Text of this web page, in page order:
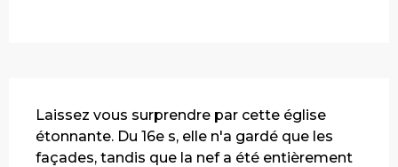
Laissez vous surprendre par cette église
étonnante. Du 16e s, elle n'a gardé que les
façades, tandis que la nef a été entièrement